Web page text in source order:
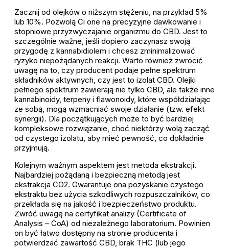
Zacznij od olejków o niższym stężeniu, na przykład 5%
lub 10%. Pozwolą Ci one na precyzyjne dawkowanie i
stopniowe przyzwyczajanie organizmu do CBD. Jest to
szczególnie ważne, jeśli dopiero zaczynasz swoją
przygodę z kannabidiolem i chcesz zminimalizować
ryzyko niepożądanych reakcji. Warto również zwrócić
uwagę na to, czy producent podaje pełne spektrum
składników aktywnych, czy jest to izolat CBD. Olejki
pełnego spektrum zawierają nie tylko CBD, ale także inne
kannabinoidy, terpeny i flawonoidy, które współdziałając
ze sobą, mogą wzmacniać swoje działanie (tzw. efekt
synergii). Dla początkujących może to być bardziej
kompleksowe rozwiązanie, choć niektórzy wolą zacząć
od czystego izolatu, aby mieć pewność, co dokładnie
przyjmują.
Kolejnym ważnym aspektem jest metoda ekstrakcji.
Najbardziej pożądaną i bezpieczną metodą jest
ekstrakcja CO2. Gwarantuje ona pozyskanie czystego
ekstraktu bez użycia szkodliwych rozpuszczalników, co
przekłada się na jakość i bezpieczeństwo produktu.
Zwróć uwagę na certyfikat analizy (Certificate of
Analysis – CoA) od niezależnego laboratorium. Powinien
on być łatwo dostępny na stronie producenta i
potwierdzać zawartość CBD, brak THC (lub jego